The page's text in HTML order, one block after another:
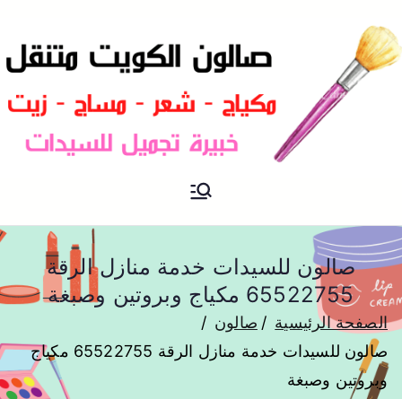
صالون للسيدات خدمة منازل الرقة
65522755 مكياج وبروتين وصبغة
الصفحة الرئيسية
صالون
صالون للسيدات خدمة منازل الرقة 65522755 مكياج
وبروتين وصبغة